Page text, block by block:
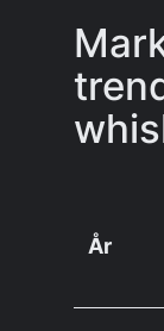
År